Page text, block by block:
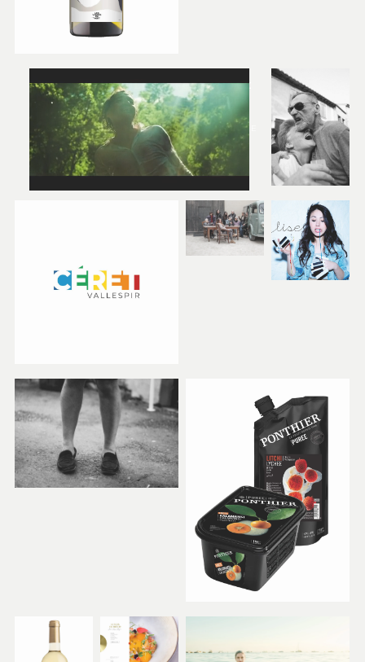
PHILIPPE FERNANDEZ
DIRECTION ARTISTIQUE &
IDENTITÉ DE MARQUE
PRINT, WEB, PHOTOGRAPHIE